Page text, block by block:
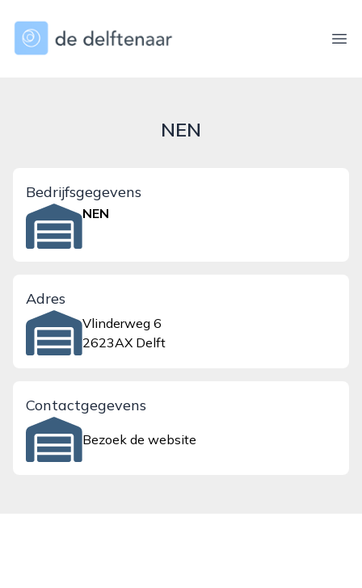
dedelftenaar.nl
NEN
Bedrijfsgegevens
NEN
Adres
Vlinderweg 6
2623AX Delft
Contactgegevens
Bezoek de website